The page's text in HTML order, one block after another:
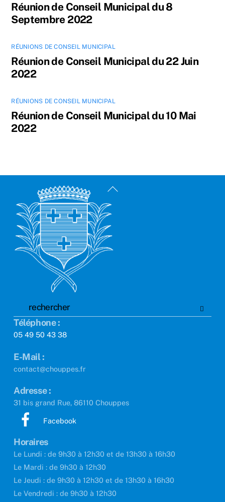
Réunion de Conseil Municipal du 8
Septembre 2022
RÉUNIONS DE CONSEIL MUNICIPAL
Réunion de Conseil Municipal du 22 Juin
2022
RÉUNIONS DE CONSEIL MUNICIPAL
Réunion de Conseil Municipal du 10 Mai
2022
Back
Téléphone :
05 49 50 43 38
E-Mail :
contact@chouppes.fr
Adresse :
31 bis grand Rue, 86110 Chouppes
Facebook
Horaires
Le Lundi : de 9h30 à 12h30 et de 13h30 à 16h30
Le Mardi : de 9h30 à 12h30
Le Jeudi : de 9h30 à 12h30 et de 13h30 à 16h30
Le Vendredi : de 9h30 à 12h30